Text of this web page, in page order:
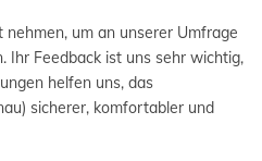
nehmen, um an unserer Umfrage
Ihr Feedback ist uns sehr wichtig,
helfen uns, das
sicherer, komfortabler und